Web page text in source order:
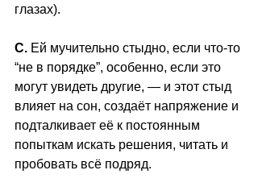
глазах).
C. Ей мучительно стыдно, если что-то
“не в порядке”, особенно, если это
могут увидеть другие, — и этот стыд
влияет на сон, создаёт напряжение и
подталкивает её к постоянным
попыткам искать решения, читать и
пробовать всё подряд.